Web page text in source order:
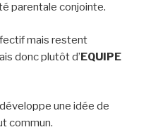
parentale conjointe.
mais restent
donc plutôt d’EQUIPE
une idée de
commun.